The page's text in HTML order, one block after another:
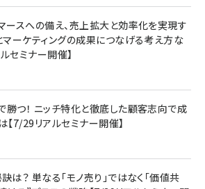
ースへの備え、売上拡大と効率化を実現す
マーケティングの成果につなげる考え方な
セミナー開催】
つ！ ニッチ特化と徹底した顧客志向で成
7/29リアルセミナー開催】
は？ 単なる「モノ売り」ではなく「価値共